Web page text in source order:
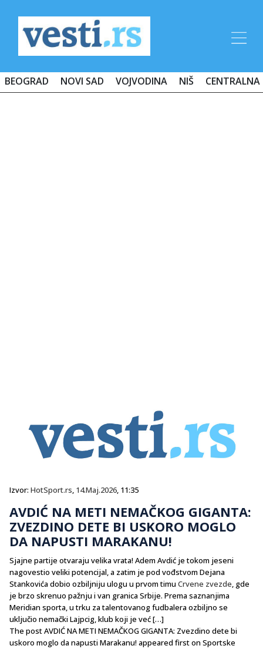
BEOGRAD NOVI SAD VOJVODINA NIŠ CENTRALNA
Izvor: HotSport.rs, 14.Maj.2026, 11:35
AVDIĆ NA METI NEMAČKOG GIGANTA:
ZVEZDINO DETE BI USKORO MOGLO
DA NAPUSTI MARAKANU!
Sjajne partije otvaraju velika vrata! Adem Avdić je tokom jeseni
nagovestio veliki potencijal, a zatim je pod vođstvom Dejana
Stankovića dobio ozbiljniju ulogu u prvom timu Crvene zvezde, gde
je brzo skrenuo pažnju i van granica Srbije. Prema saznanjima
Meridian sporta, u trku za talentovanog fudbalera ozbiljno se
uključio nemački Lajpcig, klub koji je već […]
The post AVDIĆ NA METI NEMAČKOG GIGANTA: Zvezdino dete bi
uskoro moglo da napusti Marakanu! appeared first on Sportske